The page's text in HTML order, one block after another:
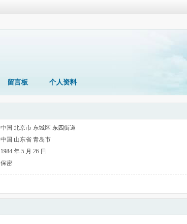
留言板 个人资料
中国 北京市 东城区 东四街道
中国 山东省 青岛市
1984 年 5 月 26 日
保密